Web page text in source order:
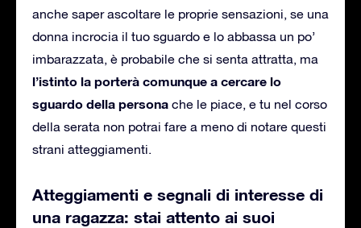
anche saper ascoltare le proprie sensazioni, se una
donna incrocia il tuo sguardo e lo abbassa un po’
imbarazzata, è probabile che si senta attratta, ma
l’istinto la porterà comunque a cercare lo
sguardo della persona che le piace, e tu nel corso
della serata non potrai fare a meno di notare questi
strani atteggiamenti.
Atteggiamenti e segnali di interesse di
una ragazza: stai attento ai suoi